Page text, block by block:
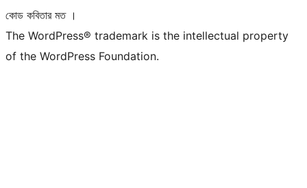
কোড কবিতার মত ।
The WordPress® trademark is the intellectual property
of the WordPress Foundation.